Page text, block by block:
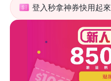
登入秒拿神券快用起來